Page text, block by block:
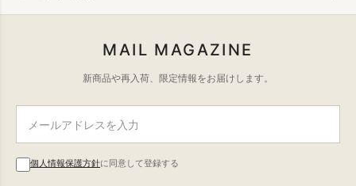
MAIL MAGAZINE
新商品や再入荷、限定情報をお届けします。
個人情報保護方針に同意して登録する